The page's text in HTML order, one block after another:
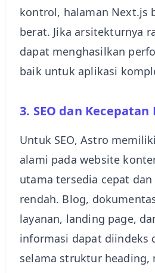
kontrol, halaman Next.js
berat. Jika arsitekturnya
dapat menghasilkan
baik untuk aplikasi
3. SEO dan Kecepatan
Untuk SEO, Astro
alami pada website
utama tersedia cepat dan
rendah. Blog,
layanan, landing page,
informasi dapat diindeks
selama struktur heading,